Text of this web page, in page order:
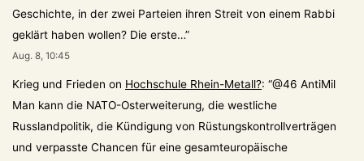
Geschichte, in der zwei Parteien ihren Streit von einem Rabbi
geklärt haben wollen? Die erste…”
Aug. 8, 10:45
Krieg und Frieden on Hochschule Rhein-Metall?: “@46 AntiMil
Man kann die NATO-Osterweiterung, die westliche
Russlandpolitik, die Kündigung von Rüstungskontrollverträgen
und verpasste Chancen für eine gesamteuropäische